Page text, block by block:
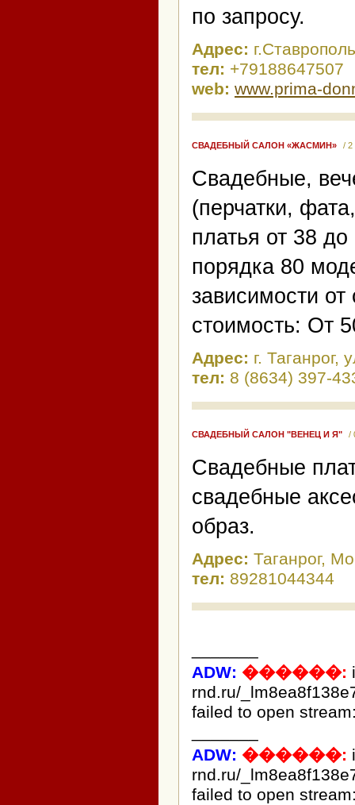
по запросу.
Адрес: г.Ставрополь
тел: +79188647507
web: www.prima-
СВАДЕБНЫЙ САЛОН «ЖАСМИН» / 2
Свадебные,
(перчатки,
платья от 38
порядка 80
зависимости
cтоимость: От
Адрес: г.
тел: 8 (8634) 397-
СВАДЕБНЫЙ САЛОН "ВЕНЕЦ И Я" /
Свадебные
свадебные
образ.
Адрес: Таганрог,
тел: 89281044344
ADW: ������:
rnd.ru/
failed to open
ADW: ������:
rnd.ru/
failed to open